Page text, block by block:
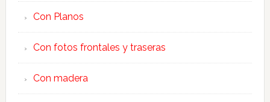
Con Planos
Con fotos frontales y traseras
Con madera